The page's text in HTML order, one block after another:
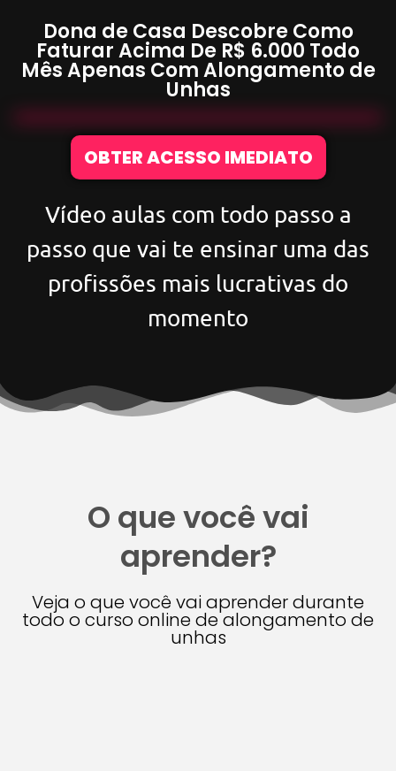
Dona de Casa Descobre Como
Faturar Acima De R$ 6.000 Todo
Mês Apenas ComAlongamento de
Unhas
OBTER ACESSO IMEDIATO
Vídeo aulas com todo passo a
passo que vai te ensinar uma das
profissões mais lucrativas do
momento
O que você vai
aprender?
Veja o que você vai aprender durante
todo o curso online de alongamento de
unhas